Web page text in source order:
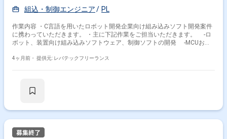
組込・制御エンジニア
PL
作業内容 ・C言語を用いたロボット開発企業向け組み込みソフト開発案件
に携わっていただきます。 ・主に下記作業をご担当いただきます。 -ロ
ボット、装置向け組み込みソフトウェア、制御ソフトの開発 -MCUおよ
理、インターロック設計 -実機デバッグ、立ち上げ、電装、ハードウェ
4ヶ月前・ 提供元: レバテックフリーランス